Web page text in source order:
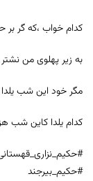
کدام خواب ،که گر
به زیر پهلوی من
مگر خود این شب یلدا
کدام یلدا کاین شب
#حکیم_بیرجند